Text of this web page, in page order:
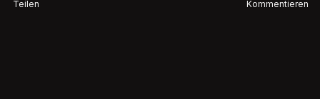
Teilen Kommentieren